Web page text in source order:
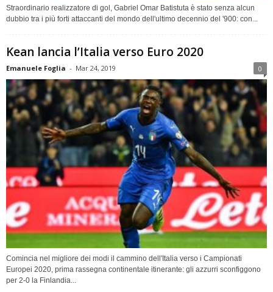
Straordinario realizzatore di gol, Gabriel Omar Batistuta è stato senza alcun
dubbio tra i più forti attaccanti del mondo dell'ultimo decennio del '900: con...
Kean lancia l’Italia verso Euro 2020
Emanuele Foglia - Mar 24, 2019 0
Comincia nel migliore dei modi il cammino dell'Italia verso i Campionati
Europei 2020, prima rassegna continentale itinerante: gli azzurri sconfiggono
per 2-0 la Finlandia...